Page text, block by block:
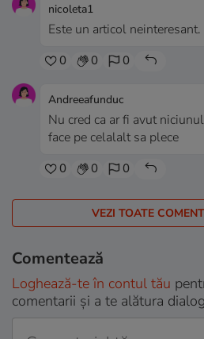
nicoleta1
Este un articol neinteresant.
0 0 0
Andreeafunduc
Nu cred ca ar fi avut
face pe celalalt sa plece
0 0 0
VEZI TOATE
Comentează
Loghează-te în contul tău
comentarii și a te alătura